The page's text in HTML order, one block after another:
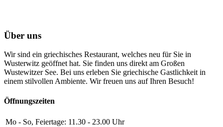
Über uns
Wir sind ein griechisches Restaurant, welches neu für Sie in
Wusterwitz geöffnet hat. Sie finden uns direkt am Großen
Wustewitzer See. Bei uns erleben Sie griechische Gastlichkeit in
einem stilvollen Ambiente. Wir freuen uns auf Ihren Besuch!
Öffnungszeiten
Mo - So, Feiertage: 11.30 - 23.00 Uhr